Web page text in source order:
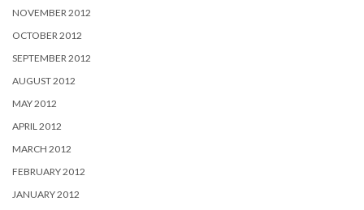
NOVEMBER 2012
OCTOBER 2012
SEPTEMBER 2012
AUGUST 2012
MAY 2012
APRIL 2012
MARCH 2012
FEBRUARY 2012
JANUARY 2012